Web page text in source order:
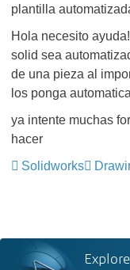
plantilla
Hola necesito
solid sea
de una pieza al
los ponga
ya intente muchas
hacer
Solidworks
Explore